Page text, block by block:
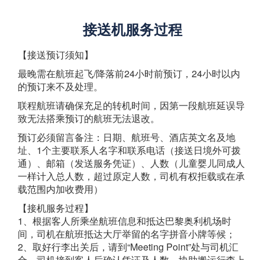
接送机服务过程
【接送预订须知】
最晚需在航班起飞/降落前24小时前预订，24小时以内
的预订来不及处理。
联程航班请确保充足的转机时间，因第一段航班延误导
致无法搭乘预订的航班无法退改。
预订必须留言备注：日期、航班号、酒店英文名及地
址、1个主要联系人名字和联系电话（接送日境外可拨
通）、邮箱（发送服务凭证）、人数（儿童婴儿同成人
一样计入总人数，超过原定人数，司机有权拒载或在承
载范围内加收费用）
【接机服务过程】
1、根据客人所乘坐航班信息和抵达巴黎奥利机场时
间，司机在航班抵达大厅举留的名字拼音小牌等候；
2、取好行李出关后，请到“Meeting Point”处与司机汇